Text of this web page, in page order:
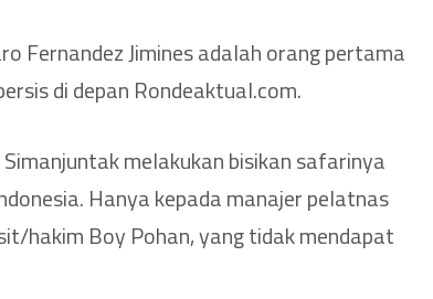
Fernandez Jimines adalah orang pertama
di depan Rondeaktual.com.
melakukan bisikan safarinya
Hanya kepada manajer pelatnas
hakim Boy Pohan, yang tidak mendapat